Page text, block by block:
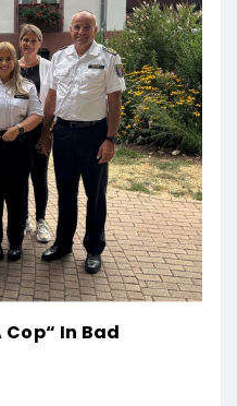
Cop“ In Bad